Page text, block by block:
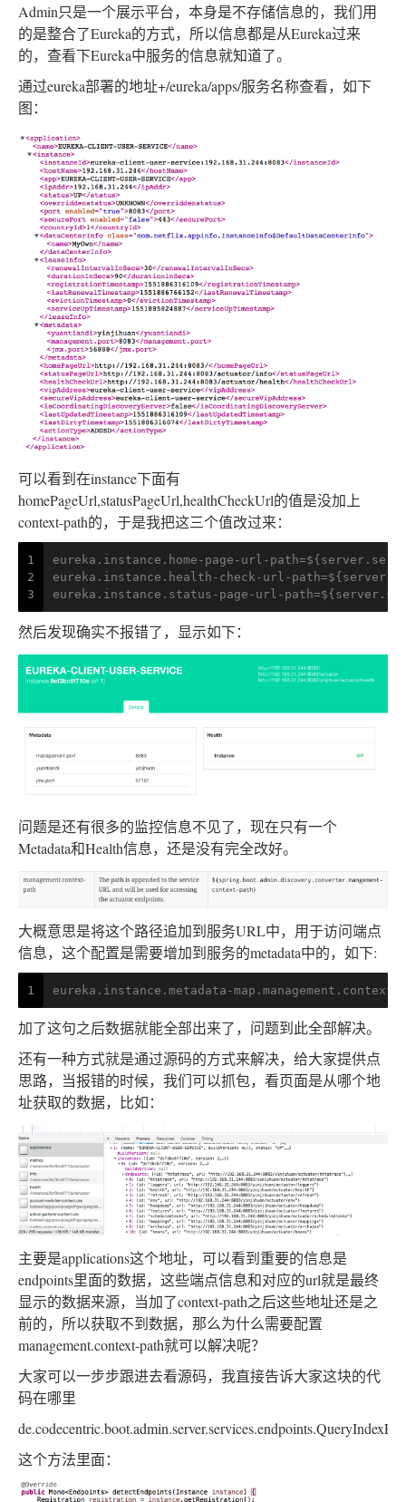
Admin只是一个展示平台，本身是不存储信息的，我们用
的是整合了Eureka的方式，所以信息都是从Eureka过来
的，查看下Eureka中服务的信息就知道了。
通过eureka部署的地址+/eureka/apps/服务名称查看，如下
图：
可以看到在instance下面有
homePageUrl,statusPageUrl,healthCheckUrl的值是没加上
context-path的，于是我把这三个值改过来：
1
2
3
eureka.instance.home-page-url-
eureka.instance.health-check-url-
eureka.instance.status-page-url-
然后发现确实不报错了，显示如下：
问题是还有很多的监控信息不见了，现在只有一个
Metadata和Health信息，还是没有完全改好。
大概意思是将这个路径追加到服务URL中，用于访问端点
信息，这个配置是需要增加到服务的metadata中的，如下:
1 eureka.instance.metadata-
加了这句之后数据就能全部出来了，问题到此全部解决。
还有一种方式就是通过源码的方式来解决，给大家提供点
思路，当报错的时候，我们可以抓包，看页面是从哪个地
址获取的数据，比如：
主要是applications这个地址，可以看到重要的信息是
endpoints里面的数据，这些端点信息和对应的url就是最终
显示的数据来源，当加了context-path之后这些地址还是之
前的，所以获取不到数据，那么为什么需要配置
management.context-path就可以解决呢？
大家可以一步步跟进去看源码，我直接告诉大家这块的代
码在哪里
这个方法里面：